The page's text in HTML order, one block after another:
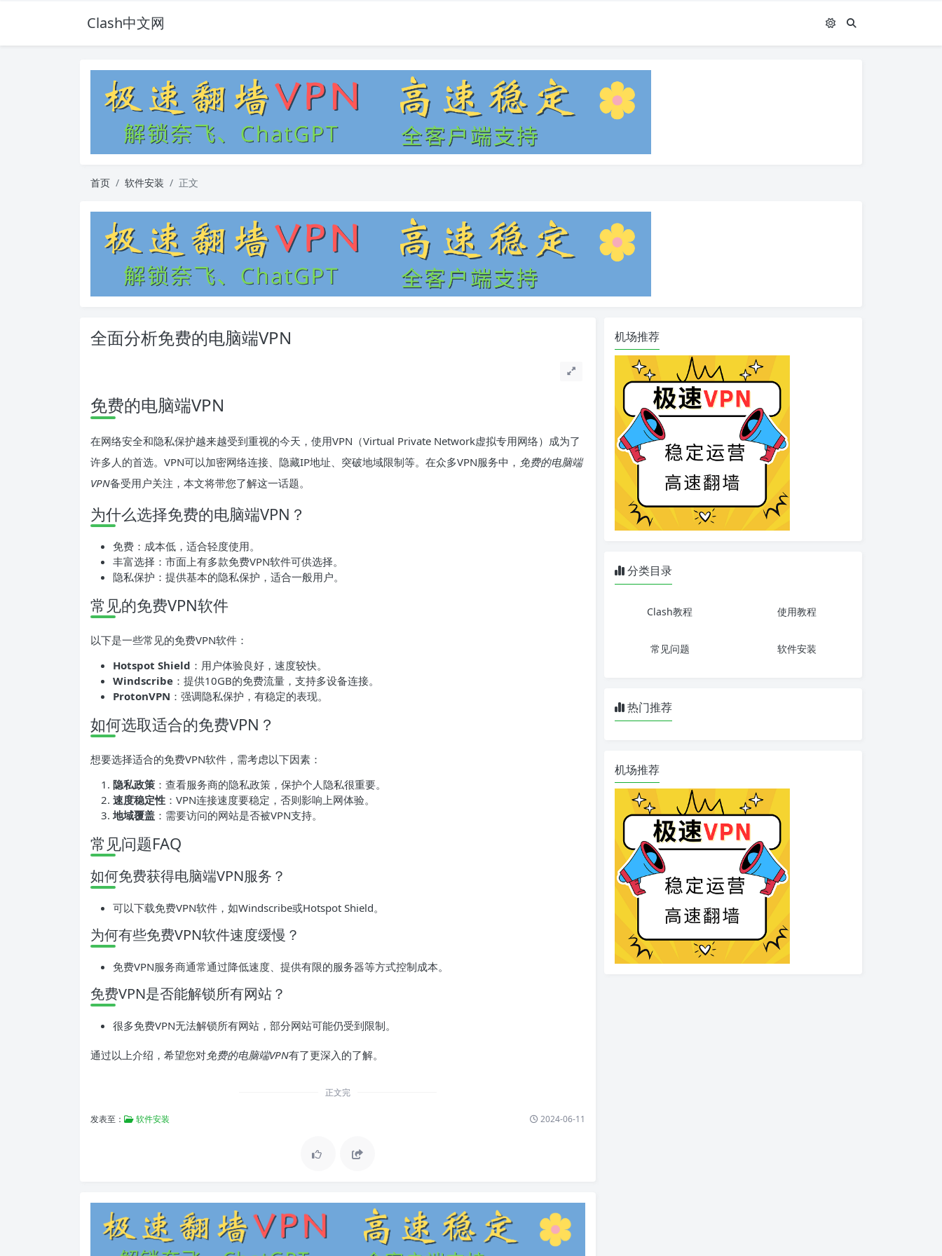
Clash中文网
首页 软件安装 正文
全面分析免费的电脑端VPN
免费的电脑端VPN
在网络安全和隐私保护越来越受到重视的今天，使用VPN（Virtual Private Network虚拟专用网络）成为了
许多人的首选。VPN可以加密网络连接、隐藏IP地址、突破地域限制等。在众多VPN服务中， 免费的电脑端
VPN备受用户关注，本文将带您了解这一话题。
为什么选择免费的电脑端VPN？
免费：成本低，适合轻度使用。
丰富选择：市面上有多款免费VPN软件可供选择。
隐私保护：提供基本的隐私保护，适合一般用户。
常见的免费VPN软件
以下是一些常见的免费VPN软件：
Hotspot Shield ：用户体验良好，速度较快。
Windscribe ：提供10GB的免费流量，支持多设备连接。
ProtonVPN ：强调隐私保护，有稳定的表现。
如何选取适合的免费VPN？
想要选择适合的免费VPN软件，需考虑以下因素：
隐私政策 ：查看服务商的隐私政策，保护个人隐私很重要。
速度稳定性 ：VPN连接速度要稳定，否则影响上网体验。
地域覆盖 ：需要访问的网站是否被VPN支持。
常见问题FAQ
如何免费获得电脑端VPN服务？
可以下载免费VPN软件，如Windscribe或Hotspot Shield。
为何有些免费VPN软件速度缓慢？
免费VPN服务商通常通过降低速度、提供有限的服务器等方式控制成本。
免费VPN是否能解锁所有网站？
很多免费VPN无法解锁所有网站，部分网站可能仍受到限制。
通过以上介绍，希望您对免费的电脑端VPN有了更深入的了解。
正文完
发表至： 软件安装 2024-06-11
机场推荐
分类目录
Clash教程 使用教程
常见问题 软件安装
热门推荐
机场推荐